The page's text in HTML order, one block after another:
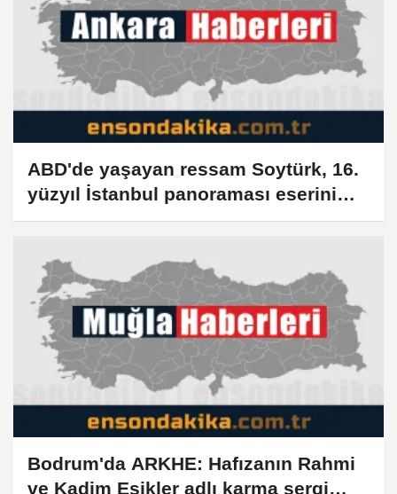
ABD'de yaşayan ressam Soytürk, 16.
yüzyıl İstanbul panoraması eserini
yeniden canlandırdı
Bodrum'da ARKHE: Hafızanın Rahmi
ve Kadim Eşikler adlı karma sergi